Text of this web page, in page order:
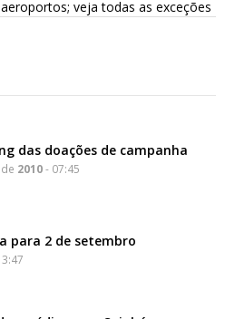
veja todas as exceções
das doações de campanha
2010- 07:45
para 2 de setembro